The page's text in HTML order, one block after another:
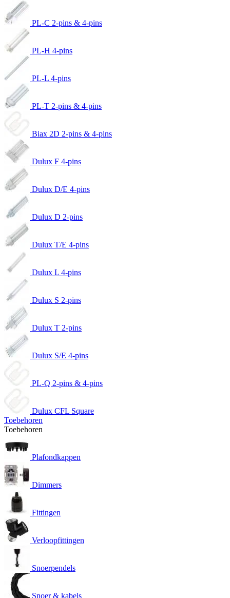
PL-C 2-pins & 4-pins
PL-H 4-pins
PL-L 4-pins
PL-T 2-pins & 4-pins
Biax 2D 2-pins & 4-pins
Dulux F 4-pins
Dulux D/E 4-pins
Dulux D 2-pins
Dulux T/E 4-pins
Dulux L 4-pins
Dulux S 2-pins
Dulux T 2-pins
Dulux S/E 4-pins
PL-Q 2-pins & 4-pins
Dulux CFL Square
Toebehoren
Toebehoren
Plafondkappen
Dimmers
Fittingen
Verloopfittingen
Snoerpendels
Snoer & kabels